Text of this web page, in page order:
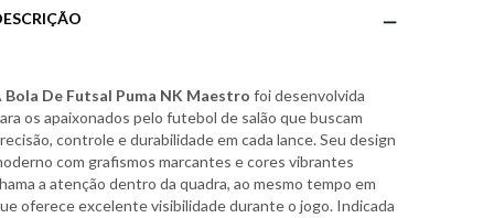
Bola De Futsal Puma NK Maestro foi desenvolvida
os apaixonados pelo futebol de salão que buscam
controle e durabilidade em cada lance. Seu design
com grafismos marcantes e cores vibrantes
a atenção dentro da quadra, ao mesmo tempo em
oferece excelente visibilidade durante o jogo. Indicada